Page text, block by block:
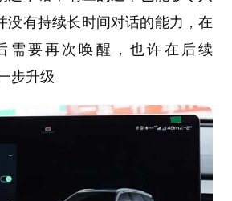
没有持续长时间对话的能力，在
需要再次唤醒，也许在后续
步升级